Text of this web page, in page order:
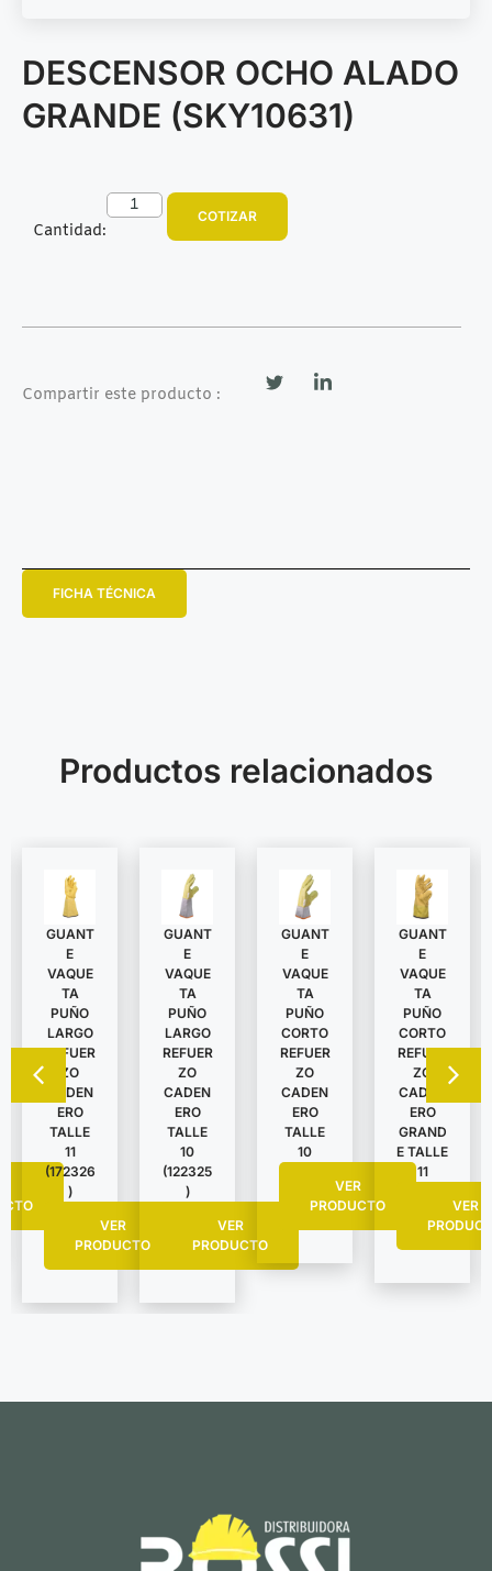
DESCENSOR OCHO ALADO
GRANDE (SKY10631)
Cantidad:
COTIZAR
Compartir este producto :
FICHA TÉCNICA
Productos relacionados
GUANT
E
VAQUE
TA
PUÑO
LARGO
REFUER
ZO
CADEN
ERO
TALLE
11
(172326
)
VER
PRODUCTO
GUANT
E
VAQUE
TA
PUÑO
LARGO
REFUER
ZO
CADEN
ERO
TALLE
10
(122325
)
VER
PRODUCTO
GUANT
E
VAQUE
TA
PUÑO
CORTO
REFUER
ZO
CADEN
ERO
TALLE
10
VER
PRODUCTO
GUANT
E
VAQUE
TA
PUÑO
CORTO
REFUER
ZO
CADEN
ERO
GRAND
E TALLE
11
VER